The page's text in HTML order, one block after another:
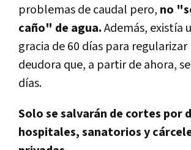
problemas de caudal pero, no
caño" de agua.Además, existía
gracia de 60 días para
deudora que, a partir de ahora,
días.
Solo se salvarán de cortes por
hospitales, sanatorios y